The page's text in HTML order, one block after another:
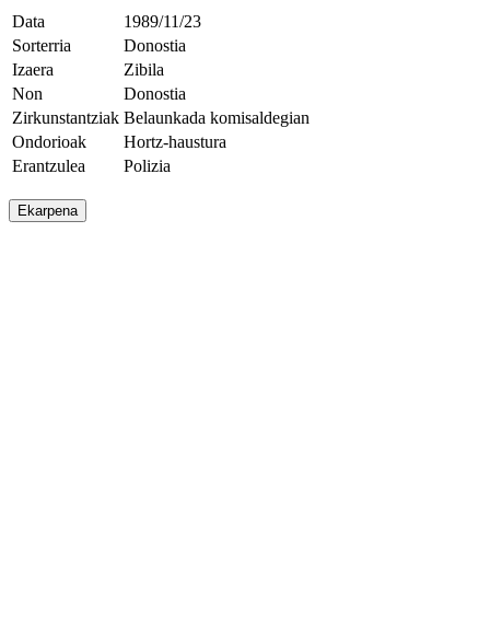
Data
1989/11/23
Sorterria
Donostia
Izaera
Zibila
Non
Donostia
Zirkunstantziak Belaunkada komisaldegian
Ondorioak
Hortz-haustura
Erantzulea
Polizia